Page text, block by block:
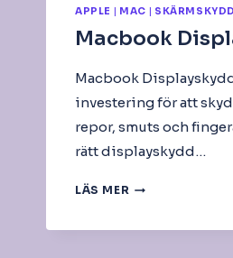
APPLE MAC SKÄRMSKYDD
Macbook
Macbook
investering för att
repor, smuts och
rätt displayskydd…
LÄS MER MACBOOK